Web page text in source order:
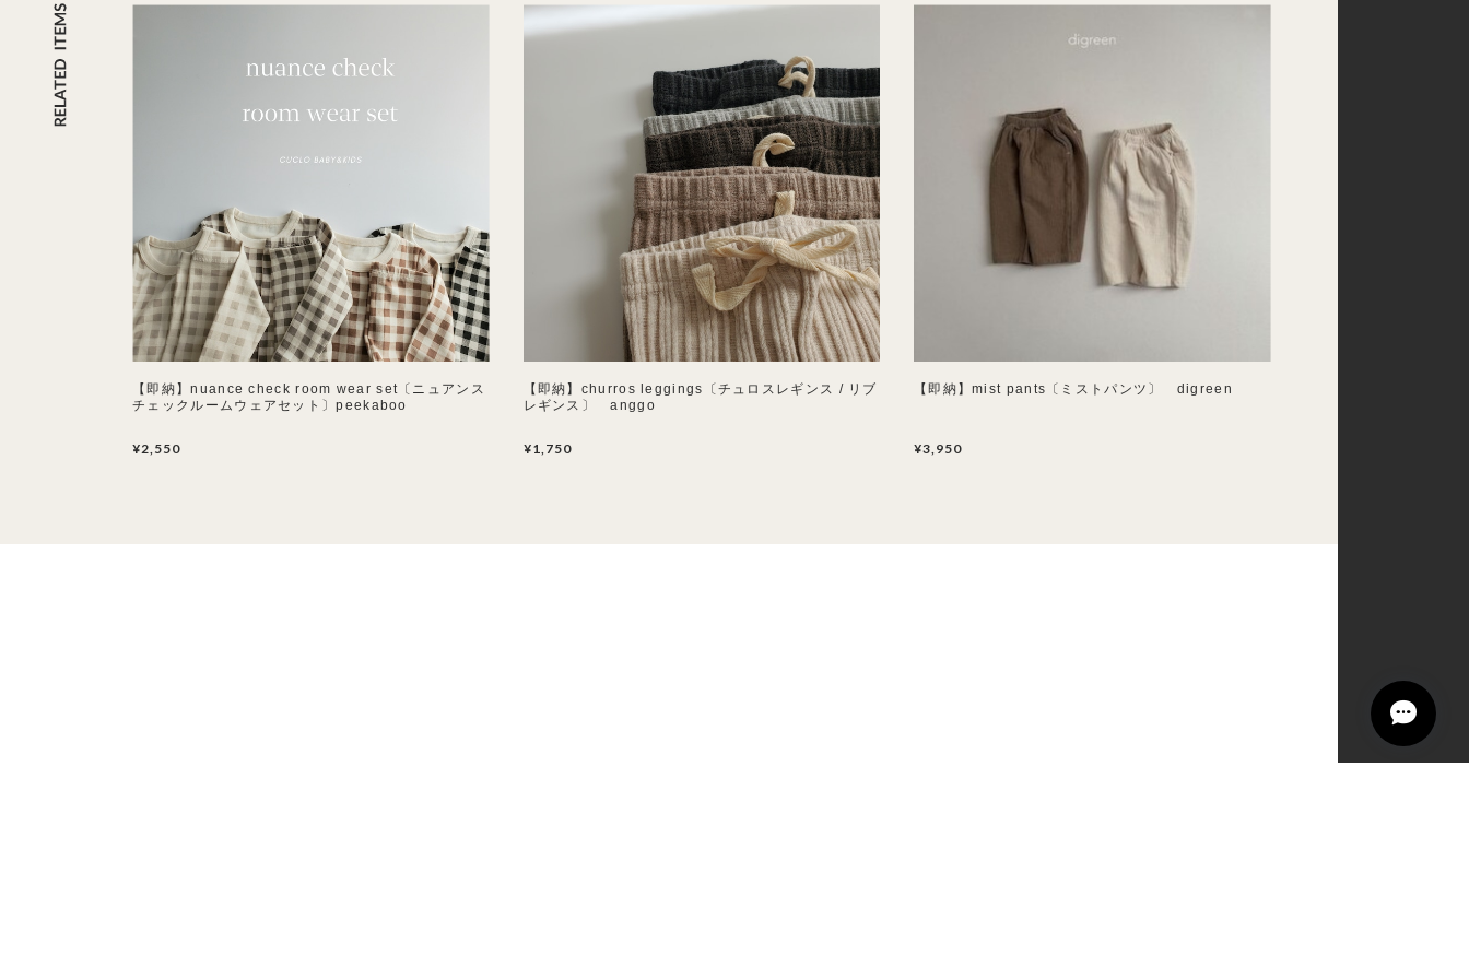
【即納】nuance check room wear set〔ニュアンス
チェックルームウェアセット〕peekaboo
¥2,550
【即納】churros leggings〔チュロスレギンス / リブ
レギンス〕 anggo
¥1,750
【即納】mist pants〔ミストパンツ〕 digreen
¥3,950